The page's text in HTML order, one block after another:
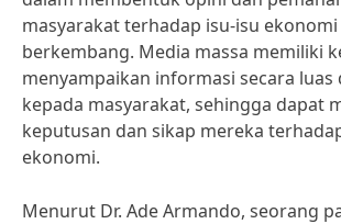
masyarakat terhadap isu-isu
berkembang. Media massa memiliki
menyampaikan informasi secara luas
kepada masyarakat, sehingga dapat
keputusan dan sikap mereka
ekonomi.
Menurut Dr. Ade Armando, seorang